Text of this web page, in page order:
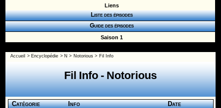
Liens
Liste des épisodes
Guide des épisodes
Saison 1
Accueil > Encyclopédie > N > Notorious> Fil Info
Fil Info - Notorious
Catégorie Info Date